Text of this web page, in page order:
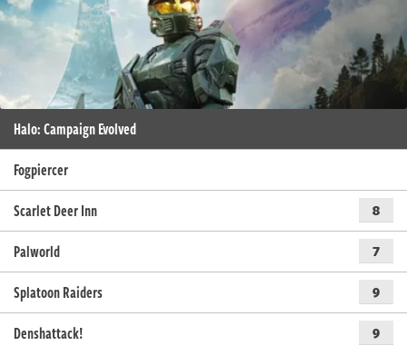
Halo: Campaign Evolved
Fogpiercer
Scarlet Deer Inn
8
Palworld 7
Splatoon Raiders 9
Denshattack! 9